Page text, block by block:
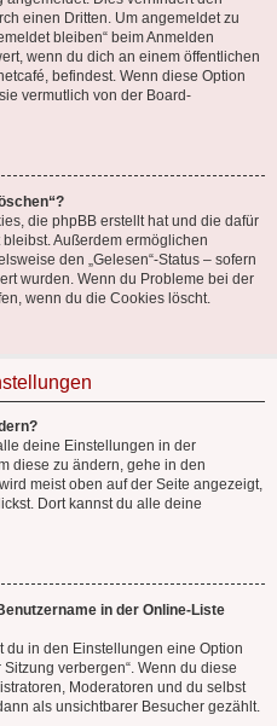
einen Dritten. Um angemeldet zu
bleiben“ beim Anmelden
wenn du dich an einem öffentlichen
befindest. Wenn diese Option
vermutlich von der Board-
die phpBB erstellt hat und die dafür
Außerdem ermöglichen
den „Gelesen“-Status – sofern
wurden. Wenn du Probleme bei der
wenn du die Cookies löscht.
deine Einstellungen in der
diese zu ändern, gehe in den
meist oben auf der Seite angezeigt,
Dort kannst du alle deine
in der Online-Liste
du in den Einstellungen eine Option
verbergen“. Wenn du diese
Moderatoren und du selbst
als unsichtbarer Besucher gezählt.